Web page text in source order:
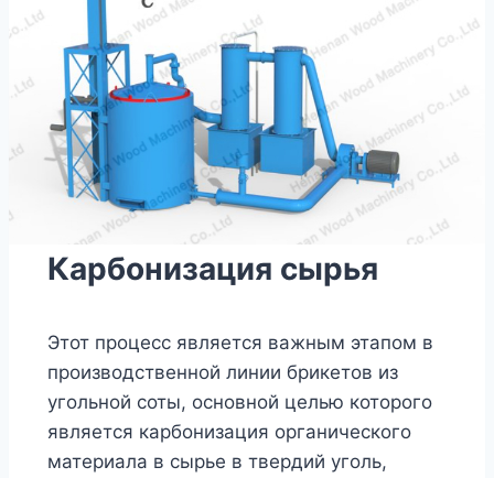
Карбонизация сырья
Этот процесс является важным этапом в
производственной линии брикетов из
угольной соты, основной целью которого
является карбонизация органического
материала в сырье в твердий уголь,